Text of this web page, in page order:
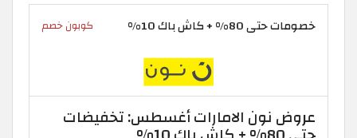
+ كاش باك 10% كوبون خصم
نون الامارات أغسطس: تخفيضات